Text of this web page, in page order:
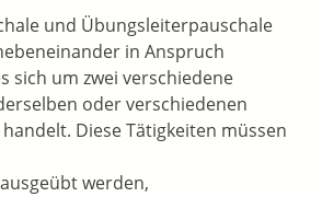
und Übungsleiterpauschale
in Anspruch
sich um zwei verschiedene
oder verschiedenen
Diese Tätigkeiten müssen
werden,